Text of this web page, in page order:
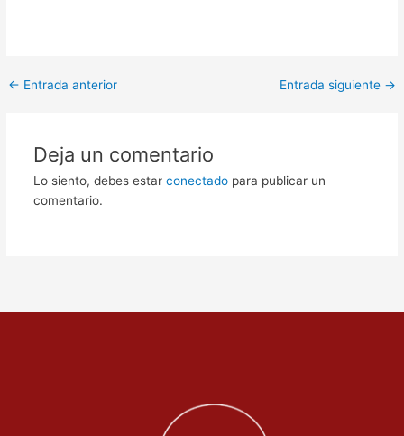
← Entrada anterior Entrada siguiente →
Deja un comentario
Lo siento, debes estar conectadopara publicar un
comentario.